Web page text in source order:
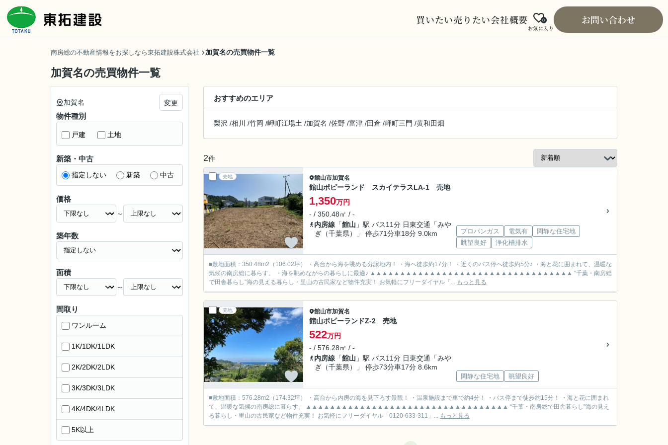
買いたい売りたい会社概要
お気に入り
0 お問い合わせ
南房総の不動産情報をお探しなら東拓建設株式会社 加賀名の売買物件一覧
加賀名の売買物件一覧
おすすめのエリア
梨沢 /相川 /竹岡 /岬町江場土 /加賀名 /佐野 /富津 /田倉 /岬町三門 /黄和田畑
2件
売地 館山市加賀名
館山ポピーランド スカイテラスLA-1 売地
1,350万円
- / 350.48㎡ / -
内房線 「館山 」駅 バス11分 日東交通「みや
ぎ（千葉県）」 停歩71分車18分 9.0km
プロパンガス 電気有
閑静な住宅地
眺望良好
浄化槽排水
■敷地面積：350.48m2（106.02坪） ・高台から海を眺める分譲地内！ ・海へ徒歩約17分！ ・近くのバス停へ徒歩約5分♪ ・海と花に囲まれて、温暖な
気候の南房総に暮らす。 ・海を眺めながらの暮らしに最適♪ ▲▲▲▲▲▲▲▲▲▲▲▲▲▲▲▲▲▲▲▲▲▲▲▲▲▲▲▲▲▲▲▲▲▲ “千葉・南房総
で田舎暮らし”海の見える暮らし・里山の古民家など物件充実！ お気軽にフリーダイヤル「... もっと見る
売地 館山市加賀名
館山ポピーランドZ-2 売地
522万円
- / 576.28㎡ / -
内房線 「館山 」駅 バス11分 日東交通「みや
ぎ（千葉県）」 停歩73分車17分 8.6km
閑静な住宅地 眺望良好
■敷地面積：576.28m2（174.32坪） ・高台から内房の海を見下ろす景観！ ・温泉施設まで車で約4分！ ・バス停まで徒歩約15分！ ・海と花に囲まれ
て、温暖な気候の南房総に暮らす。 ▲▲▲▲▲▲▲▲▲▲▲▲▲▲▲▲▲▲▲▲▲▲▲▲▲▲▲▲▲▲▲▲▲▲ “千葉・南房総で田舎暮らし”海の見え
る暮らし・里山の古民家など物件充実！ お気軽にフリーダイヤル「0120-633-311」... もっと見る
加賀名 変更
物件種別
戸建 土地
新築・中古
指定しない 新築 中古
価格
～
築年数
面積
～
間取り
ワンルーム
1K/1DK/1LDK
2K/2DK/2LDK
3K/3DK/3LDK
4K/4DK/4LDK
5K以上